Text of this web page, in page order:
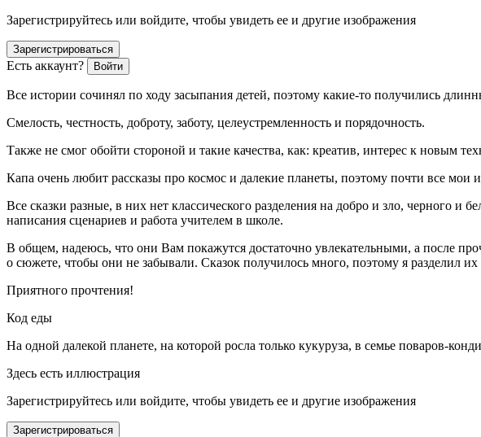
Зарегистрируйтесь или войдите, чтобы увидеть ее и другие изображения
Зарегистрироваться
Есть аккаунт? Войти
Все истории сочинял по ходу засыпания детей, поэтому какие-то получились
Смелость, честность, доброту, заботу, целеустремленность и порядочность.
Также не смог обойти стороной и такие качества, как: креатив, интерес к новым
Капа очень любит рассказы про космос и далекие планеты, поэтому почти все мои
Все сказки разные, в них нет классического разделения на добро и зло, черного
написания сценариев и работа учителем в школе.
В общем, надеюсь, что они Вам покажутся достаточно увлекательными, а после
о сюжете, чтобы они не забывали. Сказок получилось много, поэтому я разделил
Приятного прочтения!
Код еды
На одной далекой планете, на которой росла только кукуруза, в семье поваров-
Здесь есть иллюстрация
Зарегистрируйтесь или войдите, чтобы увидеть ее и другие изображения
Зарегистрироваться